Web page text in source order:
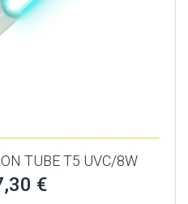
TUBE T5 UVC/8W
€